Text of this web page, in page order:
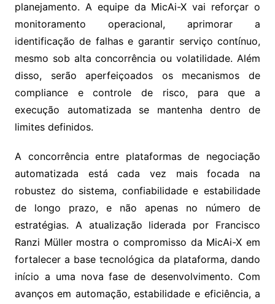
planejamento. A equipe da MicAi-X vai reforçar o
monitoramento operacional, aprimorar a
identificação de falhas e garantir serviço contínuo,
mesmo sob alta concorrência ou volatilidade. Além
disso, serão aperfeiçoados os mecanismos de
compliance e controle de risco, para que a
execução automatizada se mantenha dentro de
limites definidos.
A concorrência entre plataformas de negociação
automatizada está cada vez mais focada na
robustez do sistema, confiabilidade e estabilidade
de longo prazo, e não apenas no número de
estratégias. A atualização liderada por Francisco
Ranzi Müller mostra o compromisso da MicAi-X em
fortalecer a base tecnológica da plataforma, dando
início a uma nova fase de desenvolvimento. Com
avanços em automação, estabilidade e eficiência, a